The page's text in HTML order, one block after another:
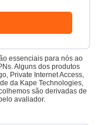
essenciais para nós ao
Alguns dos produtos
Private Internet Access,
da Kape Technologies,
são derivadas de
avaliador.